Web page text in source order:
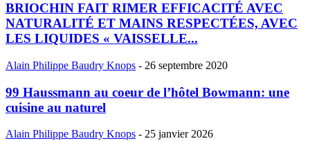
BRIOCHIN FAIT RIMER EFFICACITÉ AVEC
NATURALITÉ ET MAINS RESPECTÉES, AVEC
LES LIQUIDES « VAISSELLE...
Alain Philippe Baudry Knops - 26 septembre 2020
99 Haussmann au coeur de l’hôtel Bowmann: une
cuisine au naturel
Alain Philippe Baudry Knops - 25 janvier 2026